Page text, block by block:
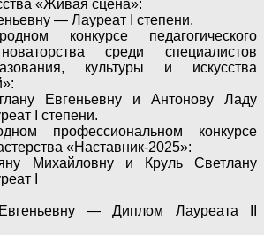
«Живая сцена»:
— Лауреат I степени.
конкурсе педагогического
среди специалистов
культуры и искусства
Евгеньевну и Антонову Ладу
I степени.
профессиональном конкурсе
«Наставник-2025»:
Михайловну и Круль Светлану
I
— Диплом Лауреата II